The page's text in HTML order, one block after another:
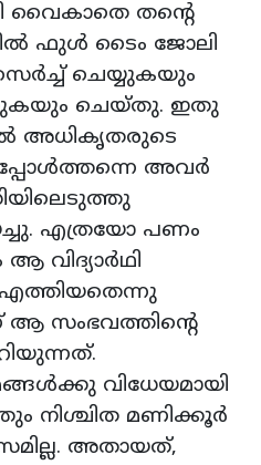
വൈകാതെ തന്‍റെ
ഫുൾ ടൈം ജോലി
ചെയ്യുകയും
ചെയ്തു. ഇതു
അധികൃതരുടെ
അവർ
എത്രയോ പണം
ആ വിദ്യാർഥി
എത്തിയതെന്നു
ആ സംഭവത്തിന്‍റെ
വിധേയമായി
നിശ്ചിത മണിക്കൂർ
അതായത്,